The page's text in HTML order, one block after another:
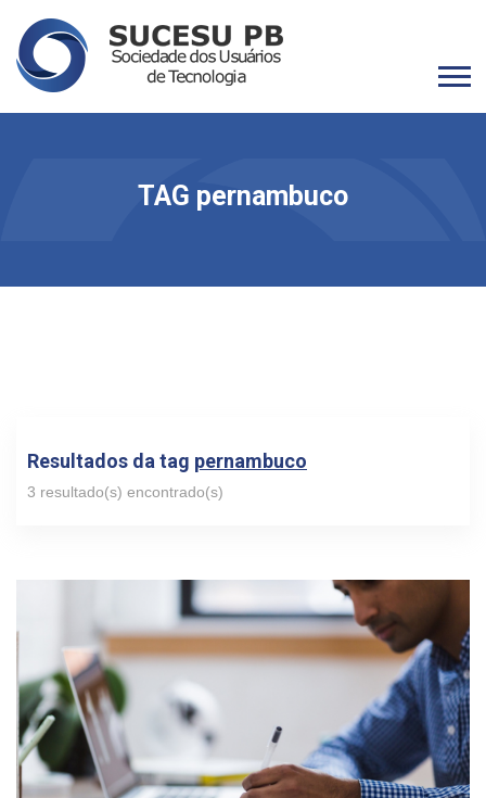
TAG pernambuco
Resultados da tag pernambuco
3 resultado(s) encontrado(s)